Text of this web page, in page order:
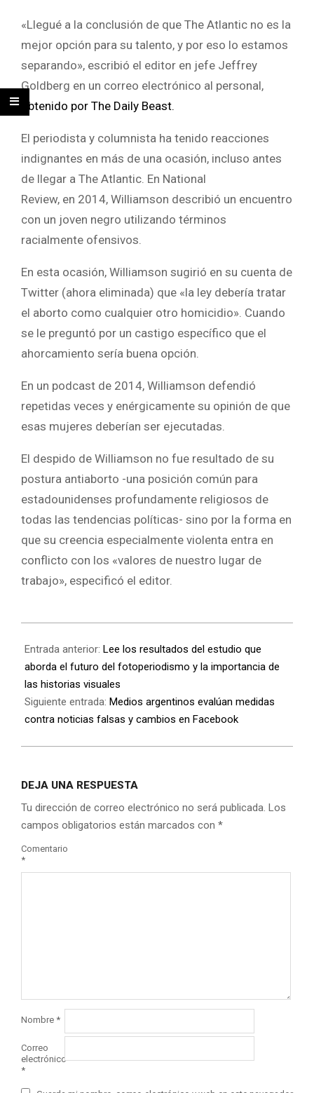
«Llegué a la conclusión de que The Atlantic no es la
mejor opción para su talento, y por eso lo estamos
separando», escribió el editor en jefe Jeffrey
Goldberg en un correo electrónico al personal,
obtenido por The Daily Beast.
El periodista y columnista ha tenido reacciones
indignantes en más de una ocasión, incluso antes
de llegar a The Atlantic. En National
Review, en 2014, Williamson describió un encuentro
con un joven negro utilizando términos
racialmente ofensivos.
En esta ocasión, Williamson sugirió en su cuenta de
Twitter (ahora eliminada) que «la ley debería tratar
el aborto como cualquier otro homicidio». Cuando
se le preguntó por un castigo específico que el
ahorcamiento sería buena opción.
En un podcast de 2014, Williamson defendió
repetidas veces y enérgicamente su opinión de que
esas mujeres deberían ser ejecutadas.
El despido de Williamson no fue resultado de su
postura antiaborto -una posición común para
estadounidenses profundamente religiosos de
todas las tendencias políticas- sino por la forma en
que su creencia especialmente violenta entra en
conflicto con los «valores de nuestro lugar de
trabajo», especificó el editor.
Entrada anterior: Lee los resultados del estudio que
aborda el futuro del fotoperiodismo y la importancia de
las historias visuales
Siguiente entrada: Medios argentinos evalúan medidas
contra noticias falsas y cambios en Facebook
DEJA UNA RESPUESTA
Tu dirección de correo electrónico no será publicada. Los
campos obligatorios están marcados con *
Comentario
*
Nombre *
Correo
electrónico
*